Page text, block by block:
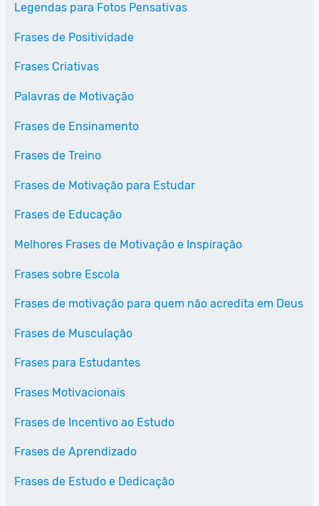
Legendas para Fotos Pensativas
Frases de Positividade
Frases Criativas
Palavras de Motivação
Frases de Ensinamento
Frases de Treino
Frases de Motivação para Estudar
Frases de Educação
Melhores Frases de Motivação e Inspiração
Frases sobre Escola
Frases de motivação para quem não acredita em Deus
Frases de Musculação
Frases para Estudantes
Frases Motivacionais
Frases de Incentivo ao Estudo
Frases de Aprendizado
Frases de Estudo e Dedicação